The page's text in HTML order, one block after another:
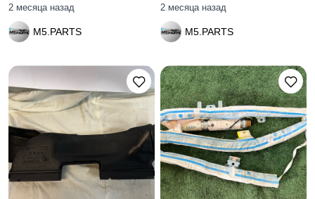
2 месяца назад
M5.PARTS
2 месяца назад
M5.PARTS